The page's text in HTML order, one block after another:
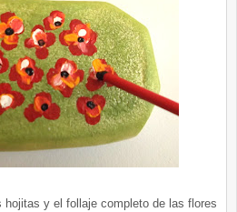
hojitas y el follaje completo de las flores